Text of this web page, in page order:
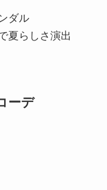
ダル
夏らしさ演出
ーデ